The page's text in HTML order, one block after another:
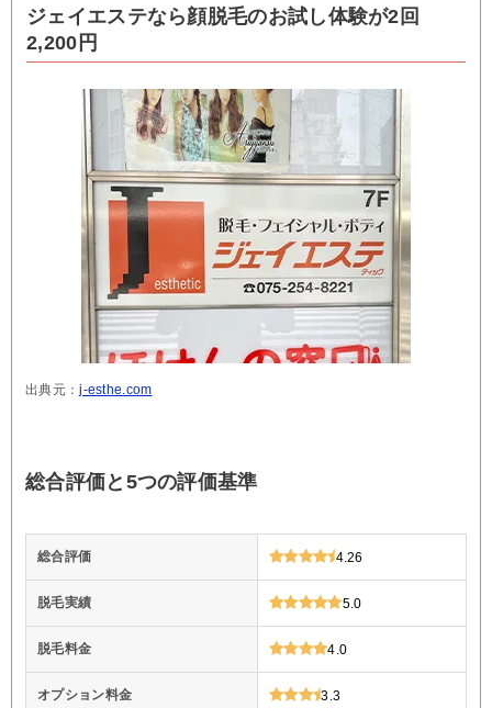
ジェイエステなら顔脱毛のお試し体験が2回
2,200円
出典元：j-esthe.com
総合評価と5つの評価基準
総合評価 4.26
脱毛実績 5.0
脱毛料金 4.0
オプション料金 3.3